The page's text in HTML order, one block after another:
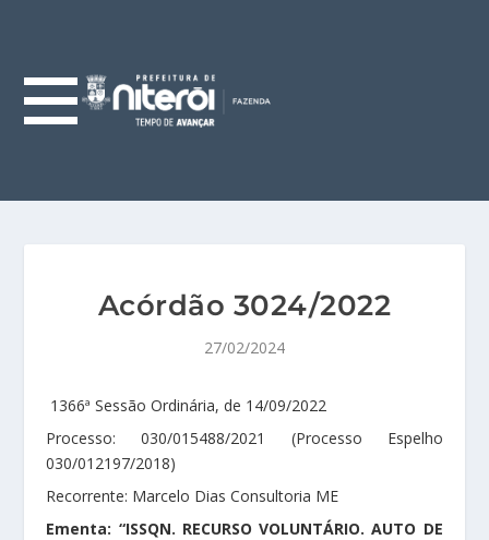
Acórdão 3024/2022
27/02/2024
1366ª Sessão Ordinária, de 14/09/2022
Processo: 030/015488/2021 (Processo Espelho
030/012197/2018)
Recorrente: Marcelo Dias Consultoria ME
Ementa: “ISSQN. RECURSO VOLUNTÁRIO. AUTO DE